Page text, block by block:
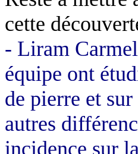
cette
- Liram
équipe ont
de pierre et
autres
incidence sur